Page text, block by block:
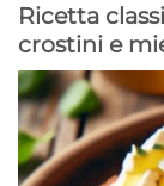
Ricetta
crostini e